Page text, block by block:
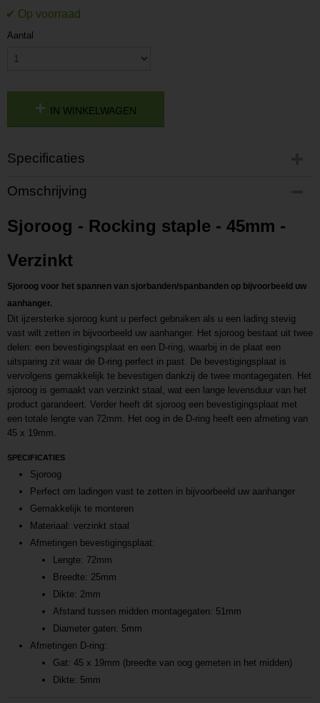
Aantal
IN WINKELWAGEN
Specificaties
Productcode
P202306081006
L202306081006
Omschrijving
Sjoroog - Rocking staple - 45mm -
Verzinkt
Sjoroog voor het spannen van sjorbanden/spanbanden op bijvoorbeeld uw
aanhanger.
Dit ijzersterke sjoroog kunt u perfect gebruiken als u een lading stevig
vast wilt zetten in bijvoorbeeld uw aanhanger. Het sjoroog bestaat uit twee
delen: een bevestigingsplaat en een D-ring, waarbij in de plaat een
uitsparing zit waar de D-ring perfect in past. De bevestigingsplaat is
vervolgens gemakkelijk te bevestigen dankzij de twee montagegaten. Het
sjoroog is gemaakt van verzinkt staal, wat een lange levensduur van het
product garandeert. Verder heeft dit sjoroog een bevestigingsplaat met
een totale lengte van 72mm. Het oog in de D-ring heeft een afmeting van
45 x 19mm.
SPECIFICATIES
Sjoroog
Perfect om ladingen vast te zetten in bijvoorbeeld uw aanhanger
Gemakkelijk te monteren
Materiaal: verzinkt staal
Afmetingen bevestigingsplaat:
Lengte: 72mm
Breedte: 25mm
Dikte: 2mm
Afstand tussen midden montagegaten: 51mm
Diameter gaten: 5mm
Afmetingen D-ring:
Gat: 45 x 19mm (breedte van oog gemeten in het midden)
Dikte: 5mm